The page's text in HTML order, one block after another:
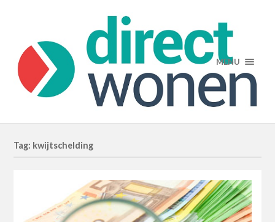
MENU
Tag: kwijtschelding